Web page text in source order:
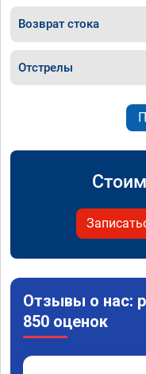
Возврат стока
Отстрелы
Отзывы о нас:
850 оценок